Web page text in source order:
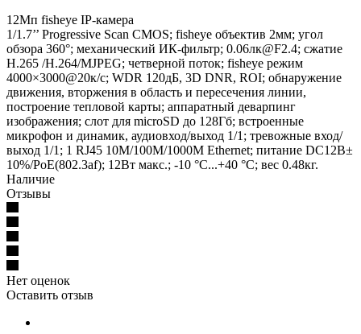
12Мп fisheye IP-камера
1/1.7’’ Progressive Scan CMOS; fisheye объектив 2мм; угол
обзора 360°; механический ИК-фильтр; 0.06лк@F2.4; сжатие
H.265 /H.264/MJPEG; четверной поток; fisheye режим
4000×3000@20к/с; WDR 120дБ, 3D DNR, ROI; обнаружение
движения, вторжения в область и пересечения линии,
построение тепловой карты; аппаратный деварпинг
изображения; слот для microSD до 128Гб; встроенные
микрофон и динамик, аудиовход/выход 1/1; тревожные вход/
выход 1/1; 1 RJ45 10M/100M/1000M Ethernet; питание DC12В±
10%/PoE(802.3af); 12Вт макс.; -10 °C...+40 °C; вес 0.48кг.
Наличие
Отзывы
Нет оценок
Оставить отзыв